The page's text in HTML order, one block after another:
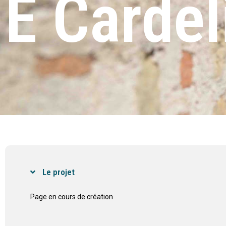
E
Le projet
Page en cours de création